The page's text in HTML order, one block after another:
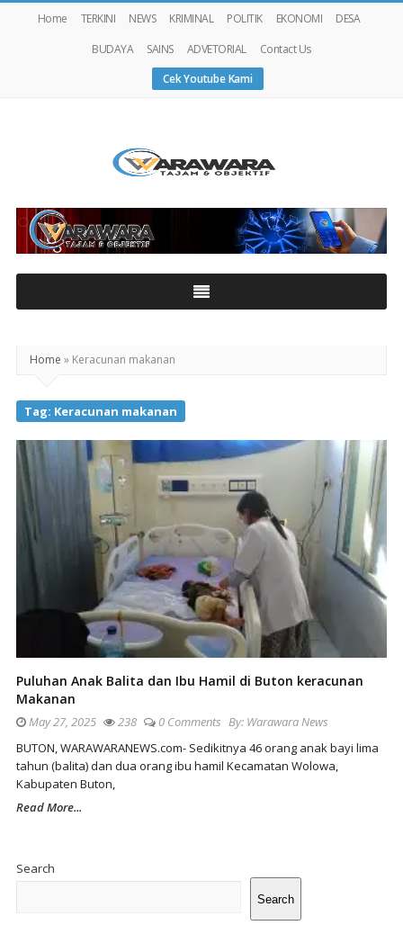
Home TERKINI NEWS KRIMINAL POLITIK EKONOMI
DESA
BUDAYA
SAINS ADVETORIAL
Contact Us
Cek Youtube Kami
Warawaranews
Home » Keracunan makanan
Tag: Keracunan makanan
Puluhan Anak Balita dan Ibu Hamil di Buton keracunan
Makanan
May 27, 2025 238 0 Comments By: Warawara News
BUTON, WARAWARANEWS.com- Sedikitnya 46 orang anak bayi lima
tahun (balita) dan dua orang ibu hamil Kecamatan Wolowa,
Kabupaten Buton,
Read More...
Search
Search